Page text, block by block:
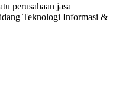
perusahaan jasa
Teknologi Informasi &